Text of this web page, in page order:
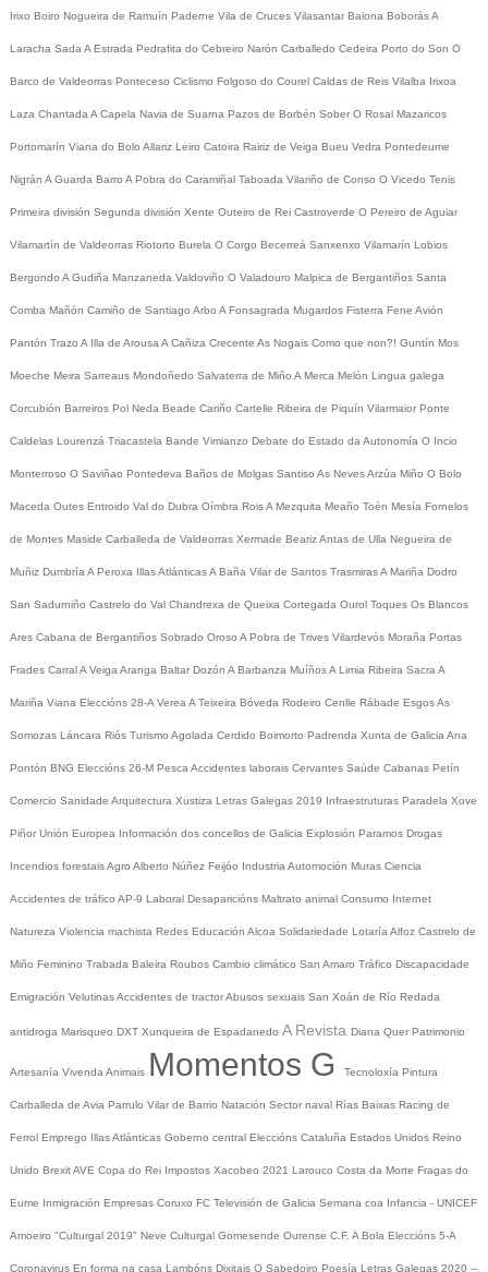
Irixo Boiro Nogueira de Ramuín Paderne Vila de Cruces Vilasantar Baiona BoborásA
Laracha Sada A Estrada Pedrafita do Cebreiro Narón Carballedo Cedeira Porto do Son O
Barco de Valdeorras Ponteceso Ciclismo Folgoso do Courel Caldas de Reis Vilalba Irixoa
Laza Chantada A Capela Navia de Suarna Pazos de Borbén Sober O Rosal Mazaricos
Portomarín Viana do Bolo Allariz Leiro Catoira Rairiz de Veiga Bueu Vedra Pontedeume
Nigrán A Guarda Barro A Pobra do Caramiñal Taboada Vilariño de Conso O Vicedo Tenis
Primeira división Segunda división Xente Outeiro de Rei Castroverde O Pereiro de Aguiar
Vilamartín de Valdeorras Riotorto Burela O Corgo Becerreá Sanxenxo Vilamarín Lobios
Bergondo A Gudiña Manzaneda Valdoviño O Valadouro Malpica de Bergantiños Santa
Comba Mañón Camiño de Santiago Arbo A Fonsagrada Mugardos Fisterra Fene Avión
Pantón Trazo A Illa de Arousa A Cañiza Crecente As Nogais Como que non?! Guntín Mos
Moeche Meira Sarreaus Mondoñedo Salvaterra de Miño A Merca Melón Lingua galega
Corcubión Barreiros Pol Neda Beade Cariño Cartelle Ribeira de Piquín Vilarmaior Ponte
Caldelas Lourenzá Triacastela Bande Vimianzo Debate do Estado da Autonomía O Incio
Monterroso O Saviñao Pontedeva Baños de Molgas Santiso As NevesArzúa Miño O Bolo
Maceda Outes Entroido Val do Dubra Oímbra RoisA Mezquita Meaño Toén Mesía Fornelos
de Montes Maside Carballeda de Valdeorras Xermade BearizAntas de Ulla Negueira de
Muñiz Dumbría A Peroxa Illas AtlánticasA Baña Vilar de Santos TrasmirasA Mariña Dodro
San Sadurniño Castrelo do Val Chandrexa de Queixa Cortegada Ourol Toques Os Blancos
Ares Cabana de Bergantiños Sobrado Oroso A Pobra de Trives Vilardevós Moraña Portas
Frades CarralA Veiga Aranga Baltar Dozón A Barbanza MuíñosA Limia Ribeira Sacra A
Mariña Viana Eleccións 28-A Verea A Teixeira Bóveda Rodeiro Cenlle Rábade EsgosAs
Somozas Láncara Riós Turismo Agolada Cerdido Boimorto Padrenda Xunta de Galicia Ana
Pontón BNG Eleccións 26-M Pesca Accidentes laborais Cervantes Saúde Cabanas Petín
Comercio Sanidade Arquitectura Xustiza Letras Galegas 2019 Infraestruturas Paradela Xove
Piñor Unión Europea Información dos concellos de Galicia Explosión Paramos Drogas
Incendios forestaisAgro Alberto Núñez Feijóo Industria Automoción Muras Ciencia
Accidentes de tráfico AP-9 Laboral Desaparicións Maltrato animal Consumo Internet
Natureza Violencia machista Redes Educación Alcoa Solidariedade Lotaría Alfoz Castrelo de
Miño Feminino Trabada Baleira Roubos Cambio climático San Amaro Tráfico Discapacidade
Emigración VelutinasAccidentes de tractorAbusos sexuais San Xoán de Río Redada
antidroga Marisqueo DXT Xunqueira de Espadanedo A Revista Diana Quer Patrimonio
Artesanía Vivenda Animais Momentos G Tecnoloxía Pintura
Carballeda de Avia Parrulo Vilar de Barrio Natación Sector naval Rías Baixas Racing de
Ferrol Emprego Illas Atlánticas Goberno central Eleccións Cataluña Estados Unidos Reino
Unido BrexitAVE Copa do Rei Impostos Xacobeo 2021 Larouco Costa da Morte Fragas do
Eume Inmigración Empresas Coruxo FC Televisión de Galicia Semana coa Infancia - UNICEF
Amoeiro "Culturgal 2019" Neve Culturgal Gomesende Ourense C.F. A Bola Eleccións 5-A
Coronavirus En forma na casa Lambóns Dixitais O Sabedoiro Poesía Letras Galegas 2020 --